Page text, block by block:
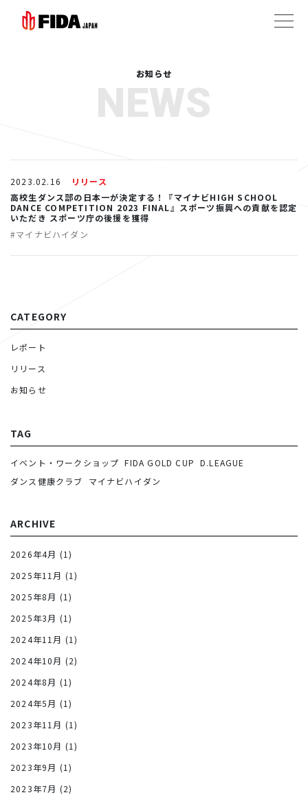
お知らせ
NEWS
2023.02.16
リリース
高校生ダンス部の日本一が決定する！『マイナビHIGH SCHOOL
DANCE COMPETITION 2023 FINAL』スポーツ振興への貢献を認定
いただき スポーツ庁の後援を獲得
#マイナビハイダン
CATEGORY
レポート
リリース
お知らせ
TAG
イベント・ワークショップ FIDA GOLD CUP D.LEAGUE
ダンス健康クラブ
マイナビハイダン
ARCHIVE
2026年4月 (1)
2025年11月 (1)
2025年8月 (1)
2025年3月 (1)
2024年11月 (1)
2024年10月 (2)
2024年8月 (1)
2024年5月 (1)
2023年11月 (1)
2023年10月 (1)
2023年9月 (1)
2023年7月 (2)